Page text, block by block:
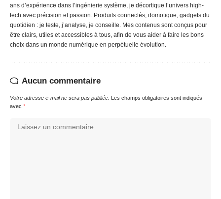
ans d’expérience dans l’ingénierie système, je décortique l’univers high-
tech avec précision et passion. Produits connectés, domotique, gadgets du
quotidien : je teste, j’analyse, je conseille. Mes contenus sont conçus pour
être clairs, utiles et accessibles à tous, afin de vous aider à faire les bons
choix dans un monde numérique en perpétuelle évolution.
Aucun commentaire
Votre adresse e-mail ne sera pas publiée. Les champs obligatoires sont indiqués
avec *